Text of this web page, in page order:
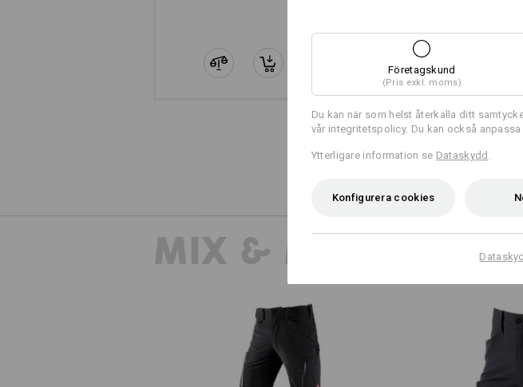
MIX & MATCH
Företagskund
(Pris exkl. moms)
Du kan när som helst återkalla ditt
vår integritetspolicy. Du kan också
Ytterligare information se Dataskydd
Konfigurera cookies